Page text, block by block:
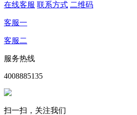
在线客服 联系方式 二维码
客服一
客服二
服务热线
4008885135
扫一扫，关注我们